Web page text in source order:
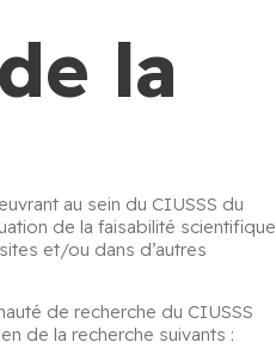
la
au sein du CIUSSS du
de la faisabilité scientifique,
et/ou dans d’autres
de recherche du CIUSSS
de la recherche suivants :